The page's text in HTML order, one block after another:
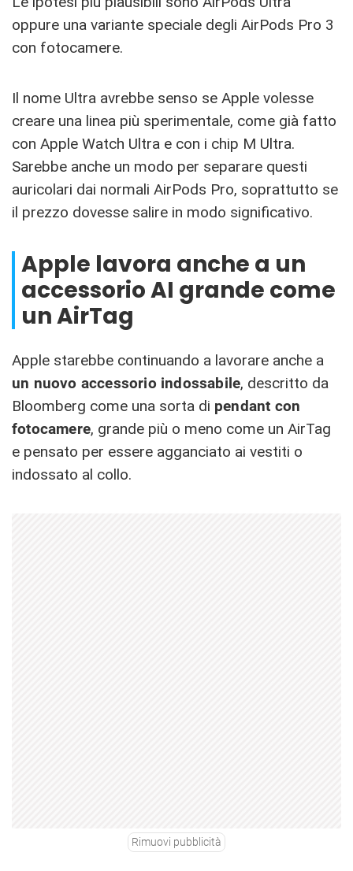
oppure una variante speciale degli AirPods Pro 3
con fotocamere.
Il nome Ultra avrebbe senso se Apple volesse
creare una linea più sperimentale, come già fatto
con Apple Watch Ultra e con i chip M Ultra.
Sarebbe anche un modo per separare questi
auricolari dai normali AirPods Pro, soprattutto se
il prezzo dovesse salire in modo significativo.
Apple lavora anche a un
accessorio AI grande come
un AirTag
Apple starebbe continuando a lavorare anche a
un nuovo accessorio indossabile, descritto da
Bloomberg come una sorta di pendant con
fotocamere, grande più o meno come un AirTag
e pensato per essere agganciato ai vestiti o
indossato al collo.
Rimuovi pubblicità